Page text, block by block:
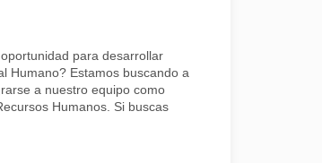
para desarrollar
Humano? Estamos buscando a
a nuestro equipo como
Humanos. Si buscas